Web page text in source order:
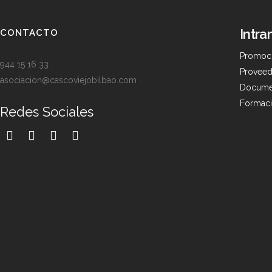
CONTACTO
944 15 16 33
asociacion@cascoviejobilbao.com
Redes Sociales